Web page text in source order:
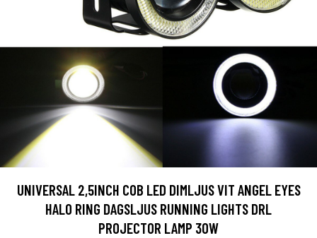
UNIVERSAL 2,5INCH COB LED DIMLJUS VIT ANGEL EYES
HALO RING DAGSLJUS RUNNING LIGHTS DRL
PROJECTOR LAMP 30W